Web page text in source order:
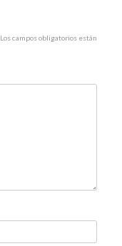
Los campos obligatorios están